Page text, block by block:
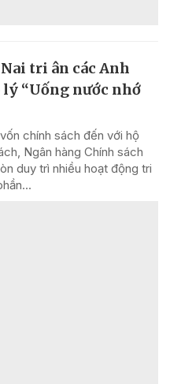
tri ân các Anh
“Uống nước nhớ
chính sách đến với hộ
Ngân hàng Chính sách
duy trì nhiều hoạt động tri